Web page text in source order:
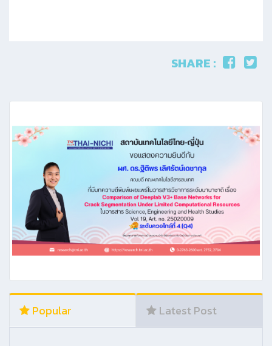
SHARE :
Popular Latest Post